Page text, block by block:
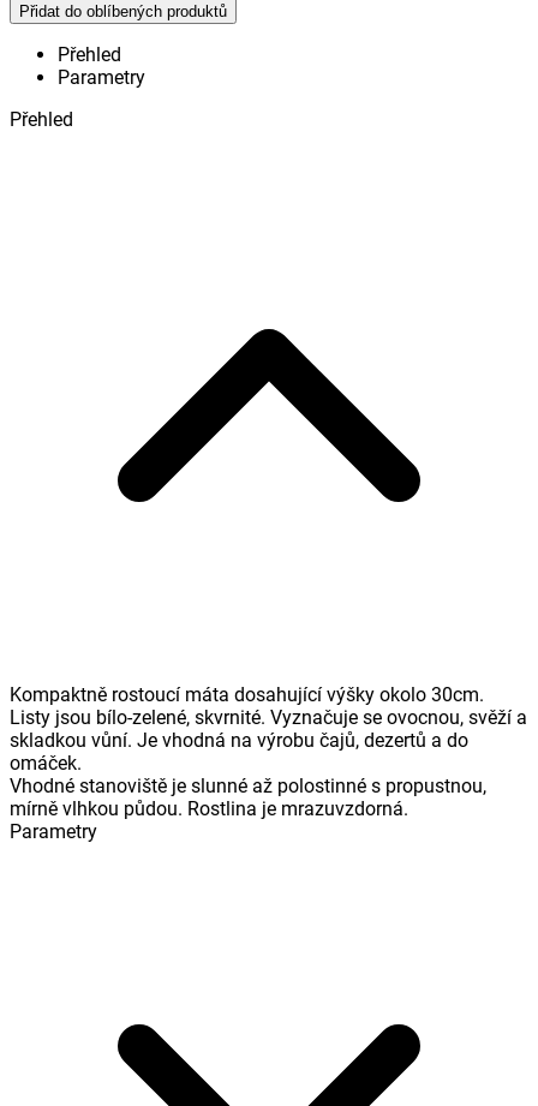
Přidat do oblíbených produktů
Přehled
Parametry
Přehled
Kompaktně rostoucí máta dosahující výšky okolo 30cm.
Listy jsou bílo-zelené, skvrnité. Vyznačuje se ovocnou, svěží a
skladkou vůní. Je vhodná na výrobu čajů, dezertů a do
omáček.
Vhodné stanoviště je slunné až polostinné s propustnou,
mírně vlhkou půdou. Rostlina je mrazuvzdorná.
Parametry